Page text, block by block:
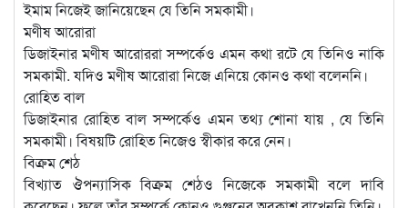
ইমাম নিজেই জানিয়েছেন যে তিনি সমকামী।
মণীষ আরোরা
ডিজাইনার মণীষ আরোররা সম্পর্কেও এমন কথা রটে যে তিনিও নাকি
সমকামী. যদিও মণীষ আরোরা নিজে এনিয়ে কোনও কথা বলেননি।
রোহিত বাল
ডিজাইনার রোহিত বাল সম্পর্কেও এমন তথ্য শোনা যায় , যে তিনি
সমকামী। বিষয়টি রোহিত নিজেও স্বীকার করে নেন।
বিক্রম শেঠ
বিখ্যাত ঔপন্যাসিক বিক্রম শেঠও নিজেকে সমকামী বলে দাবি